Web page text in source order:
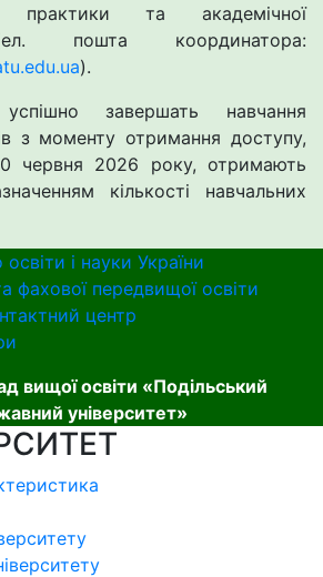
практики та академічної
пошта координатора:
).
завершать навчання
з моменту отримання доступу,
червня 2026 року, отримають
кількості навчальних
освіти і науки України
фахової передвищої освіти
центр
вищої освіти «Подільський
університет»